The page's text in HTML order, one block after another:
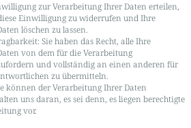
zur Verarbeitung Ihrer Daten erteilen,
Einwilligung zu widerrufen und Ihre
löschen zu lassen.
Sie haben das Recht, alle Ihre
von dem für die Verarbeitung
und vollständig an einen anderen für
zu übermitteln.
können der Verarbeitung Ihrer Daten
uns daran, es sei denn, es liegen berechtigte
vor.